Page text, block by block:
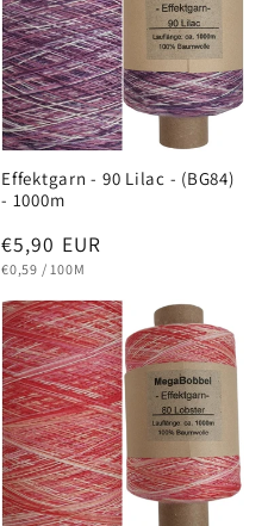
Effektgarn - 90 Lilac - (BG84)
- 1000m
Normaler
Preis
€5,90 EUR
GRUNDPREIS
€0,59 / PRO
100M